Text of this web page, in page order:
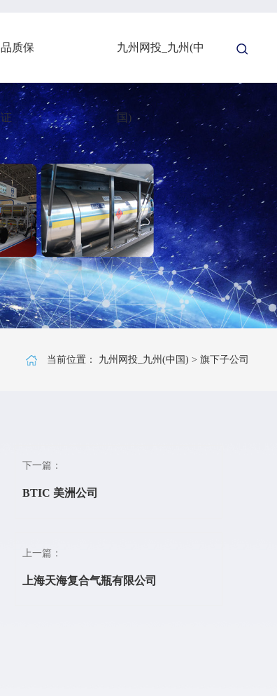
品质保
证
九州网投_九州(中
国)
当前位置： 九州网投_九州(中国) > 旗下子公司
下一篇：
BTIC 美洲公司
上一篇：
上海天海复合气瓶有限公司